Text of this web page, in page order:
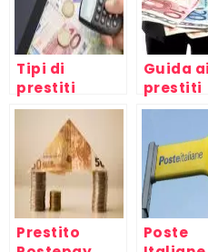
Tipi di
prestiti
online
personali,
senza busta
paga, per
protestati,
cattivi
pagatori,
casalinghe
Guida ai
prestiti
Prestito
Poste